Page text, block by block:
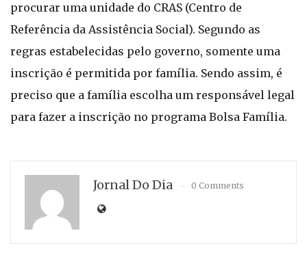
procurar uma unidade do CRAS (Centro de
Referência da Assistência Social). Segundo as
regras estabelecidas pelo governo, somente uma
inscrição é permitida por família. Sendo assim, é
preciso que a família escolha um responsável legal
para fazer a inscrição no programa Bolsa Família.
Jornal Do Dia 0 Comments